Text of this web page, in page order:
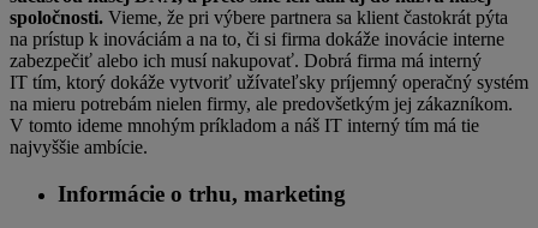
spoločnosti. Vieme, že pri výbere partnera sa klient častokrát pýta
na prístup k inováciám a na to, či si firma dokáže inovácie interne
zabezpečiť alebo ich musí nakupovať. Dobrá firma má interný
IT tím, ktorý dokáže vytvoriť užívateľsky príjemný operačný systém
na mieru potrebám nielen firmy, ale predovšetkým jej zákazníkom.
V tomto ideme mnohým príkladom a náš IT interný tím má tie
najvyššie ambície.
Informácie o trhu, marketing